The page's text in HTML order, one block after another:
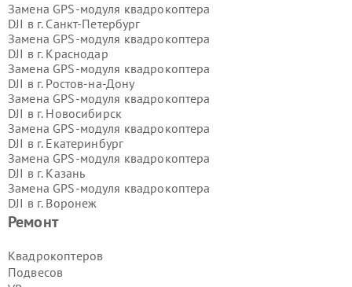
Ремонт
Квадрокоптеров
Подвесов
Замена GPS-модуля квадрокоптера
DJI в г. Санкт-Петербург
Замена GPS-модуля квадрокоптера
DJI в г. Краснодар
Замена GPS-модуля квадрокоптера
DJI в г. Ростов-на-Дону
Замена GPS-модуля квадрокоптера
DJI в г. Новосибирск
Замена GPS-модуля квадрокоптера
DJI в г. Екатеринбург
Замена GPS-модуля квадрокоптера
DJI в г. Казань
Замена GPS-модуля квадрокоптера
DJI в г. Воронеж
Замена GPS-модуля квадрокоптера
Замена GPS-модуля квадрокоптера
DJI в г.Самара
Замена GPS-модуля квадрокоптера